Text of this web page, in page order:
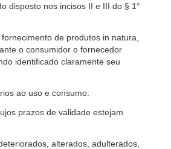
disposto nos incisos II e III do § 1°
de produtos in natura,
o consumidor o fornecedor
identificado claramente seu
ao uso e consumo:
prazos de validade estejam
alterados, adulterados,